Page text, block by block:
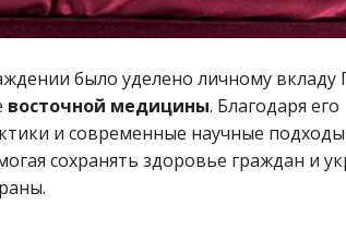
было уделено личному вкладу
восточной медицины. Благодаря его
и современные научные
сохранять здоровье граждан и